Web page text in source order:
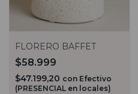
FLORERO BAFFET
$58.999
$47.199,20 con Efectivo
(PRESENCIAL en locales)